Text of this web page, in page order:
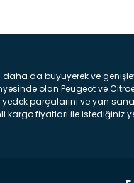
da büyüyerek ve
olan Peugeot ve
parçalarını ve yan
fiyatları ile istediğiniz
ile yapılmış olan
bulunan frenleme ana